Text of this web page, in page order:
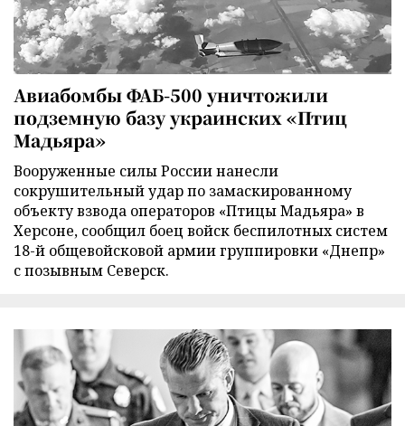
Авиабомбы ФАБ-500 уничтожили
подземную базу украинских «Птиц
Мадьяра»
Вооруженные силы России нанесли
сокрушительный удар по замаскированному
объекту взвода операторов «Птицы Мадьяра» в
Херсоне, сообщил боец войск беспилотных систем
18-й общевойсковой армии группировки «Днепр»
с позывным Северск.